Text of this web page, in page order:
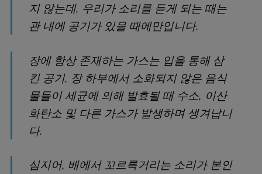
지 않는데, 우리가 소리를 듣게 되는 때는
관 내에 공기가 있을 때에만입니다.
장에 항상 존재하는 가스는 입을 통해 삼
킨 공기, 장 하부에서 소화되지 않은 음식
물들이 세균에 의해 발효될 때 수소, 이산
화탄소 및 다른 가스가 발생하며 생겨납니
다.
심지어, 배에서 꼬르륵거리는 소리가 본인